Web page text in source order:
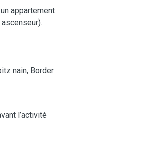
appartement
nain, Border
l’activité